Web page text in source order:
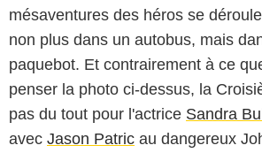
mésaventures des héros se
non plus dans un autobus, mais
paquebot. Et contrairement à ce
penser la photo ci-dessus, la
pas du tout pour l'actrice Sandra
avec Jason Patric au dangereux